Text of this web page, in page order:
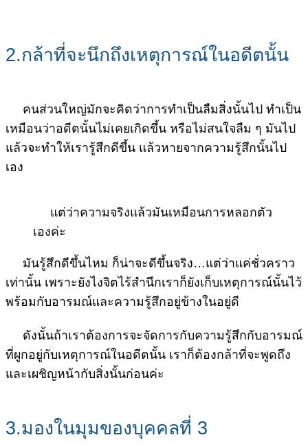
2.กล้าที่จะนึกถึงเหตุการณ์ในอดีตนั้น
คนส่วนใหญ่มักจะคิดว่าการทำเป็นลืมสิ่งนั้นไป ทำเป็น
เหมือนว่าอดีตนั้นไม่เคยเกิดขึ้น หรือไม่สนใจลืม ๆ มันไป
แล้วจะทำให้เรารู้สึกดีขึ้น แล้วหายจากความรู้สึกนั้นไป
เอง
แต่ว่าความจริงแล้วมันเหมือนการหลอกตัว
เองค่ะ
มันรู้สึกดีขึ้นไหม ก็น่าจะดีขึ้นจริง…แต่ว่าแค่ชั่วคราว
เท่านั้น เพราะยังไงจิตไร้สำนึกเราก็ยังเก็บเหตุการณ์นั้นไว้
พร้อมกับอารมณ์และความรู้สึกอยู่ข้างในอยู่ดี
ดังนั้นถ้าเราต้องการจะจัดการกับความรู้สึกกับอารมณ์
ที่ผูกอยู่กับเหตุการณ์ในอดีตนั้น เราก็ต้องกล้าที่จะพูดถึง
และเผชิญหน้ากับสิ่งนั้นก่อนค่ะ
3.มองในมุมของบุคคลที่ 3